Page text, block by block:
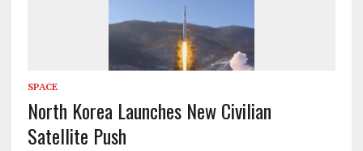
SPACE
North Korea Launches New Civilian
Satellite Push